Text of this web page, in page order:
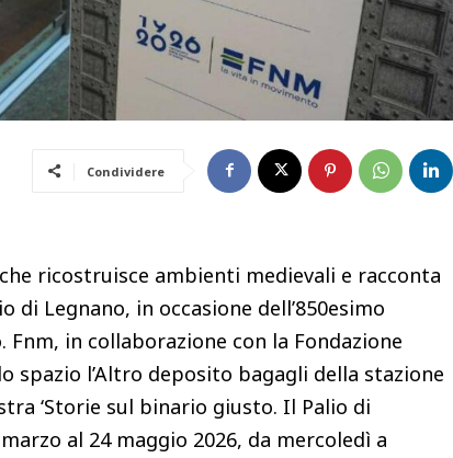
Condividere
ricostruisce ambienti medievali e racconta
Legnano, in occasione dell’850esimo
in collaborazione con la Fondazione
spazio l’Altro deposito bagagli della stazione
‘Storie sul binario giusto. Il Palio di
al 24 maggio 2026, da mercoledì a